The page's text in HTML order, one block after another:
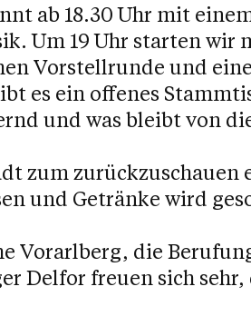
ab 18.30 Uhr mit
Um 19 Uhr starten wir
Vorstellrunde und
es ein offenes
und was bleibt von
zum zurückzuschauen
und Getränke wird
Vorarlberg, die
Delfor freuen sich